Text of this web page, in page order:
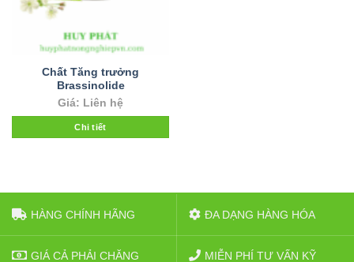
Chất Tăng trưởng
Brassinolide
Giá: Liên hệ
Chi tiết
HÀNG CHÍNH HÃNG ĐA DẠNG HÀNG HÓA
GIÁ CẢ PHẢI CHĂNG
MIỄN PHÍ TƯ VẤN KỸ